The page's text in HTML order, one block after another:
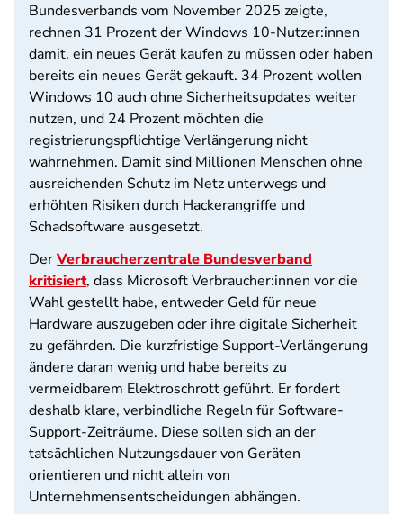
Bundesverbands vom November 2025 zeigte,
rechnen 31 Prozent der Windows 10-Nutzer:innen
damit, ein neues Gerät kaufen zu müssen oder haben
bereits ein neues Gerät gekauft. 34 Prozent wollen
Windows 10 auch ohne Sicherheitsupdates weiter
nutzen, und 24 Prozent möchten die
registrierungspflichtige Verlängerung nicht
wahrnehmen. Damit sind Millionen Menschen ohne
ausreichenden Schutz im Netz unterwegs und
erhöhten Risiken durch Hackerangriffe und
Schadsoftware ausgesetzt.
DerVerbraucherzentrale Bundesverband
kritisiert, dass Microsoft Verbraucher:innen vor die
Wahl gestellt habe, entweder Geld für neue
Hardware auszugeben oder ihre digitale Sicherheit
zu gefährden. Die kurzfristige Support-Verlängerung
ändere daran wenig und habe bereits zu
vermeidbarem Elektroschrott geführt. Er fordert
deshalb klare, verbindliche Regeln für Software-
Support-Zeiträume. Diese sollen sich an der
tatsächlichen Nutzungsdauer von Geräten
orientieren und nicht allein von
Unternehmensentscheidungen abhängen.